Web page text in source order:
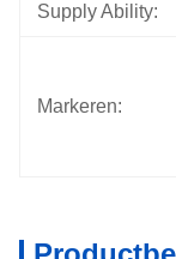
Supply Ability:
Markeren: